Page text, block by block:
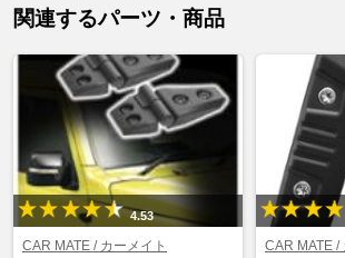
関連するパーツ・商品
4.53
CAR MATE / カーメイト CAR MATE /